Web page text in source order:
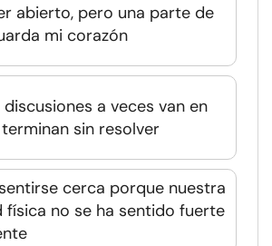
abierto, pero una parte de
mi corazón
a veces van en
sin resolver
cerca porque nuestra
física no se ha sentido fuerte